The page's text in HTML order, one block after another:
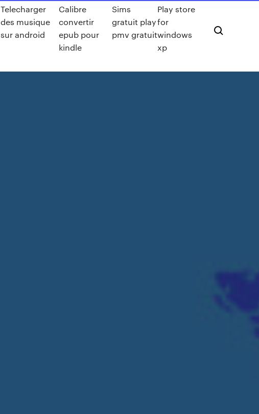
Telecharger
des musique
sur android
Calibre
convertir
epub pour
kindle
Sims
gratuit play
pmv gratuit
Play store
for
windows
xp